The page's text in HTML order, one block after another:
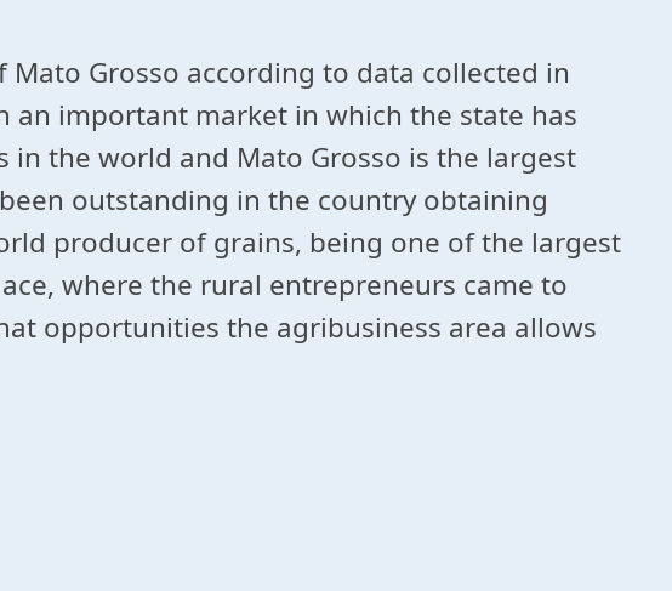
Grosso according to data collected in
important market in which the state has
the world and Mato Grosso is the largest
outstanding in the country obtaining
producer of grains, being one of the largest
where the rural entrepreneurs came to
opportunities the agribusiness area allows